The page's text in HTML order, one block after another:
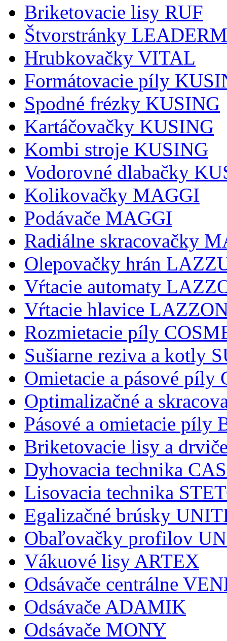
Briketovacie lisy RUF
Štvorstránky
Hrubkovačky VITAL
Formátovacie píly
Spodné frézky KUSING
Kartáčovačky KUSING
Kombi stroje KUSING
Vodorovné dlabačky
Kolikovačky MAGGI
Podávače MAGGI
Radiálne skracovačky
Olepovačky hrán
Vŕtacie automaty
Vŕtacie hlavice
Rozmietacie píly
Sušiarne reziva a kotly
Omietacie a pásové píly
Optimalizačné a
Pásové a omietacie píly
Briketovacie lisy a
Dyhovacia technika
Lisovacia technika
Egalizačné brúsky
Obaľovačky profilov
Vákuové lisy ARTEX
Odsávače centrálne
Odsávače ADAMIK
Odsávače MONY